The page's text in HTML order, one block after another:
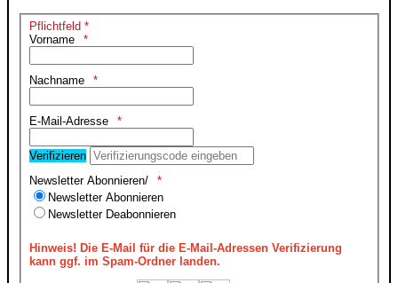
Pflichtfeld *
Vorname
Nachname
E-Mail-Adresse
Verifizieren
Newsletter Abonnieren/
Newsletter Abonnieren
Newsletter Deabonnieren
Hinweis! Die E-Mail für die E-Mail-Adressen Verifizierung
kann ggf. im Spam-Ordner landen.